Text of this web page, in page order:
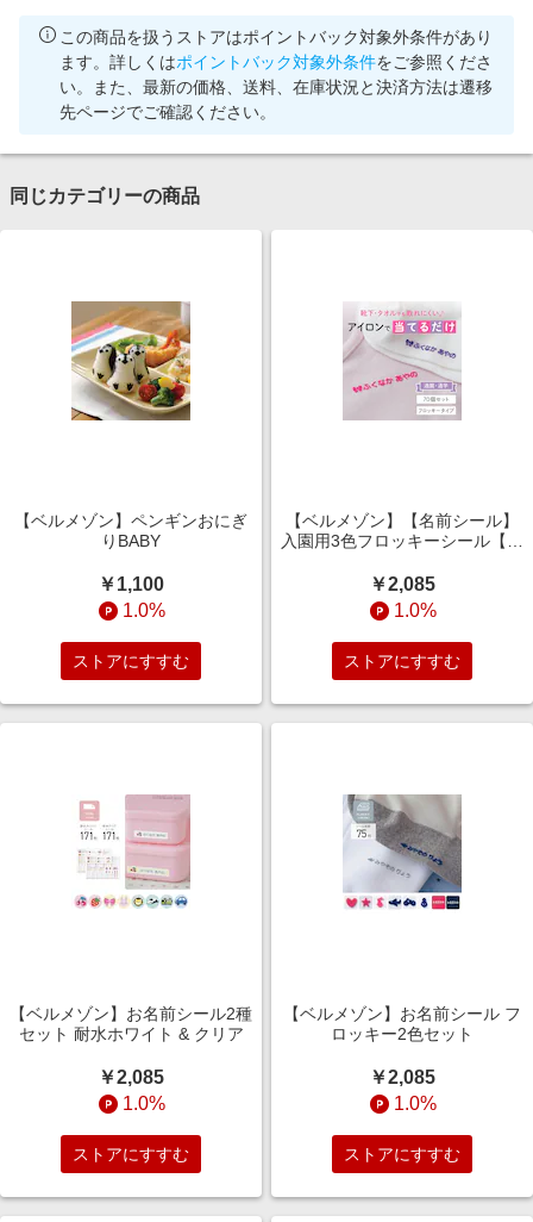
この商品を扱うストアはポイントバック対象外条件があり
ます。詳しくはポイントバック対象外条件をご参照くださ
い。また、最新の価格、送料、在庫状況と決済方法は遷移
先ページでご確認ください。
同じカテゴリーの商品
【ベルメゾン】ペンギンおにぎ
りBABY
￥1,100
1.0%
ストアにすすむ
【ベルメゾン】【名前シール】
入園用3色フロッキーシール【通
￥2,085
1.0%
ストアにすすむ
【ベルメゾン】お名前シール2種
セット 耐水ホワイト & クリア
￥2,085
1.0%
ストアにすすむ
【ベルメゾン】お名前シール フ
ロッキー2色セット
￥2,085
1.0%
ストアにすすむ